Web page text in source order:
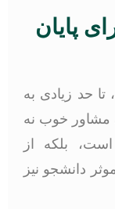
پایان
حد زیادی به
مشاور خوب نه
بلکه از
دانشجو نیز